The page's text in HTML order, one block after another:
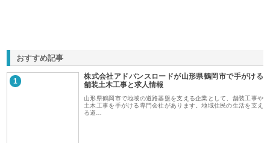
おすすめ記事
1
株式会社アドバンスロードが山形県鶴岡市で手がける
舗装土木工事と求人情報
山形県鶴岡市で地域の道路基盤を支える企業として、舗装工事や
土木工事を手がける専門会社があります。地域住民の生活を支え
る道…